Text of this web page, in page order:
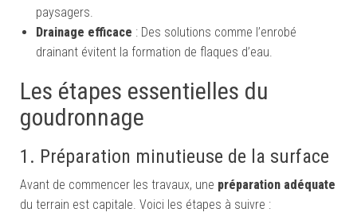
paysagers.
Drainage efficace : Des solutions comme l’enrobé
drainant évitent la formation de flaques d’eau.
Les étapes essentielles du
goudronnage
1. Préparation minutieuse de la surface
Avant de commencer les travaux, une préparation adéquate
du terrain est capitale. Voici les étapes à suivre :